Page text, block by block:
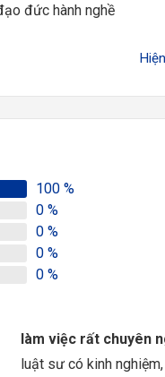
đức hành nghề
100 %
0 %
0 %
0 %
0 %
làm việc rất chuyên
luật sư có kinh